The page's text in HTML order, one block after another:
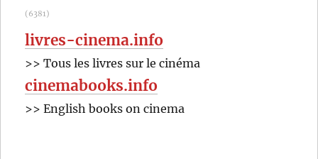
(6381)
livres-cinema.info
>> Tous les livres sur le cinéma
cinemabooks.info
>> English books on cinema